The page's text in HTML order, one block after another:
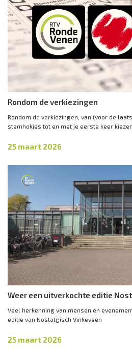
Rondom de verkiezingen
Rondom de verkiezingen, van (voor de
stemhokjes tot en met je eerste keer
25 maart 2026
Weer een uitverkochte editie
Veel herkenning van mensen en
editie van Nostalgisch Vinkeveen
25 maart 2026